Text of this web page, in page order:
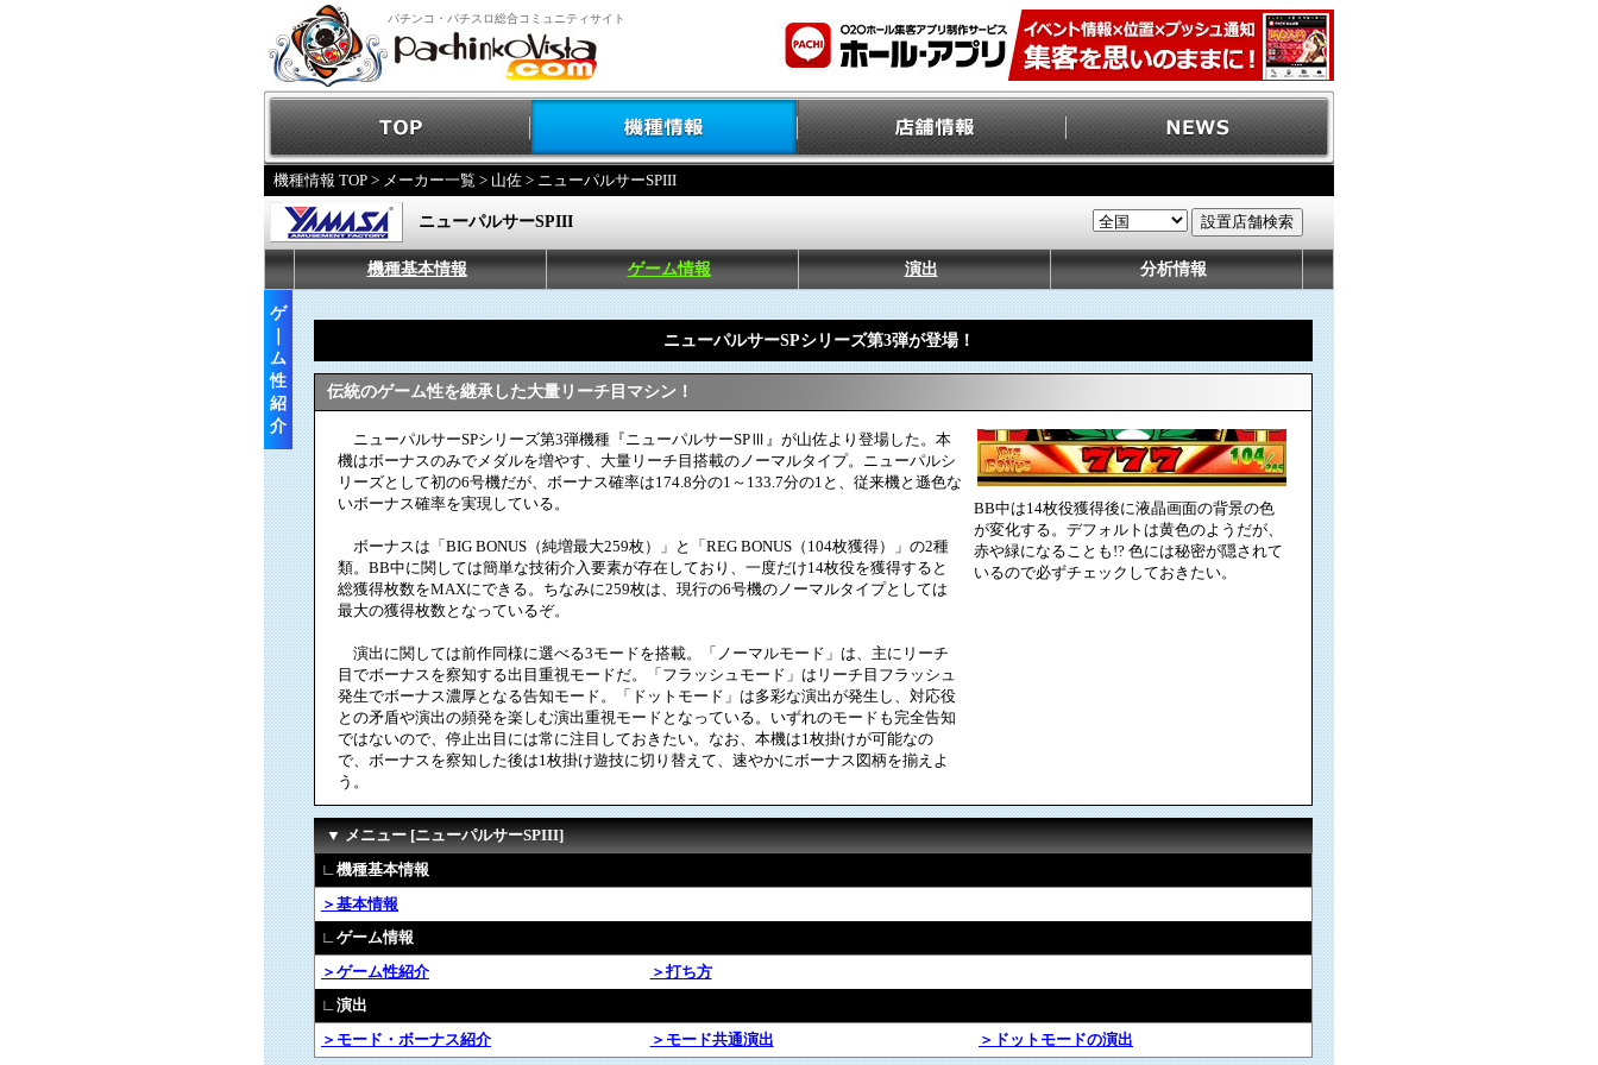
パチンコ・パチスロ総合コミュニティサイト
機種情報 TOP > メーカー一覧 > 山佐 > ニューパルサーSPIII
ニューパルサーSPIII
機種基本情報 ゲーム情報 演出 分析情報
ゲ
ム
性
紹
介
ニューパルサーSPシリーズ第3弾が登場！
伝統のゲーム性を継承した大量リーチ目マシン！
ニューパルサーSPシリーズ第3弾機種『ニューパルサーSPⅢ』が山佐より登場した。本
機はボーナスのみでメダルを増やす、大量リーチ目搭載のノーマルタイプ。ニューパルシ
リーズとして初の6号機だが、ボーナス確率は174.8分の1～133.7分の1と、従来機と遜色な
いボーナス確率を実現している。
ボーナスは「BIG BONUS（純増最大259枚）」と「REG BONUS（104枚獲得）」の2種
類。BB中に関しては簡単な技術介入要素が存在しており、一度だけ14枚役を獲得すると
総獲得枚数をMAXにできる。ちなみに259枚は、現行の6号機のノーマルタイプとしては
最大の獲得枚数となっているぞ。
演出に関しては前作同様に選べる3モードを搭載。「ノーマルモード」は、主にリーチ
目でボーナスを察知する出目重視モードだ。「フラッシュモード」はリーチ目フラッシュ
発生でボーナス濃厚となる告知モード。「ドットモード」は多彩な演出が発生し、対応役
との矛盾や演出の頻発を楽しむ演出重視モードとなっている。いずれのモードも完全告知
ではないので、停止出目には常に注目しておきたい。なお、本機は1枚掛けが可能なの
で、ボーナスを察知した後は1枚掛け遊技に切り替えて、速やかにボーナス図柄を揃えよ
う。
BB中は14枚役獲得後に液晶画面の背景の色
が変化する。デフォルトは黄色のようだが、
赤や緑になることも!? 色には秘密が隠されて
いるので必ずチェックしておきたい。
▼ メニュー [ニューパルサーSPIII]
∟機種基本情報
＞基本情報
∟ゲーム情報
＞ゲーム性紹介
＞打ち方
∟演出
＞モード・ボーナス紹介
＞モード共通演出 ＞ドットモードの演出